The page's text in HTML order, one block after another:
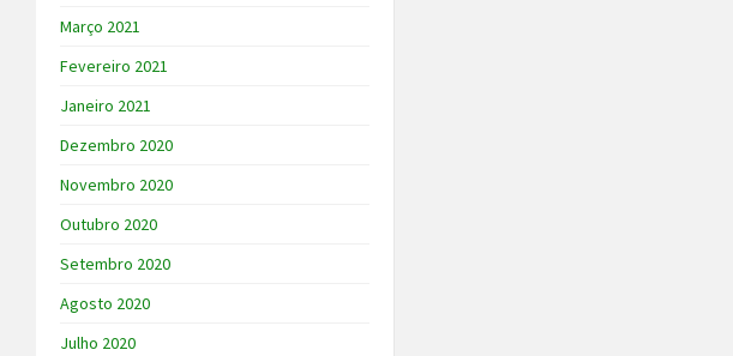
Março 2021
Fevereiro 2021
Janeiro 2021
Dezembro 2020
Novembro 2020
Outubro 2020
Setembro 2020
Agosto 2020
Julho 2020